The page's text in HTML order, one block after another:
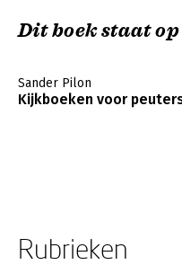
Dit boek staat
Sander Pilon
Kijkboeken voor
Rubrieken